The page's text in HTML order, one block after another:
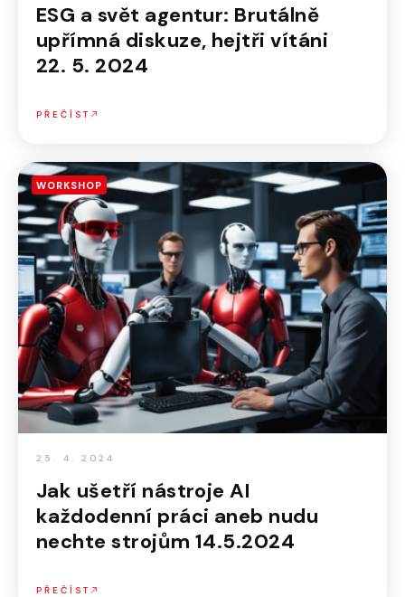
ESG a svět agentur: Brutálně
upřímná diskuze, hejtři vítáni
22. 5. 2024
PŘEČÍST
WORKSHOP
25. 4. 2024
Jak ušetří nástroje AI
každodenní práci aneb nudu
nechte strojům 14.5.2024
PŘEČÍST